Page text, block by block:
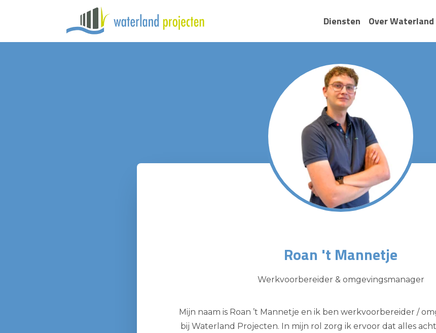
Diensten Over Waterland
Roan 't Mannetje
Werkvoorbereider & omgevingsmanager
Mijn naam is Roan ’t Mannetje en ik ben werkvoorbereider /
bij Waterland Projecten. In mijn rol zorg ik ervoor dat alles